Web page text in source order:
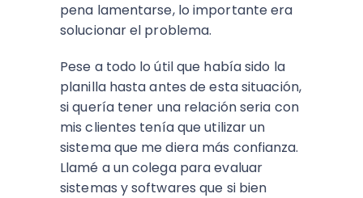
pena lamentarse, lo importante era
solucionar el problema.
Pese a todo lo útil que había sido la
planilla hasta antes de esta situación,
si quería tener una relación seria con
mis clientes tenía que utilizar un
sistema que me diera más confianza.
Llamé a un colega para evaluar
sistemas y softwares que si bien